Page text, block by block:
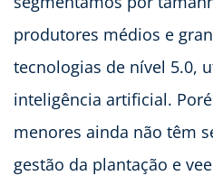
produtores médios e
tecnologias de nível 5.0,
inteligência artificial.
menores ainda não têm
gestão da plantação e